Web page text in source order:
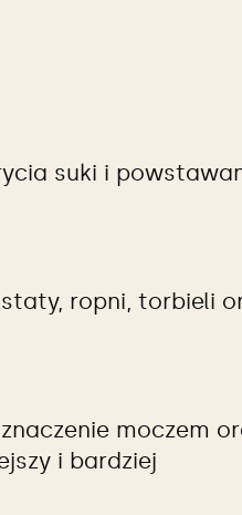
suki i
ropni, torbieli
moczem
i bardziej